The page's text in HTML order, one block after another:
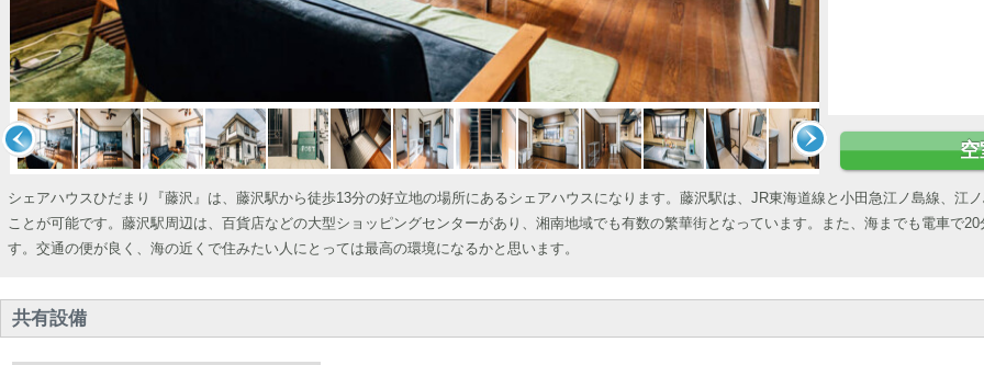
空
シェアハウスひだまり『藤沢』は、藤沢駅から徒歩13分の好立地の場所にあるシェアハウスになります。藤沢駅は、JR東海道線と小田急江ノ島線、江
ことが可能です。藤沢駅周辺は、百貨店などの大型ショッピングセンターがあり、湘南地域でも有数の繁華街となっています。また、海までも電車で
す。交通の便が良く、海の近くで住みたい人にとっては最高の環境になるかと思います。
共有設備